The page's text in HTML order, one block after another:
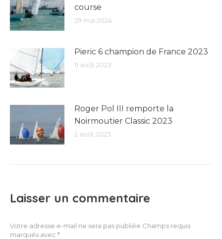
course
29 mai 2024
Pieric 6 champion de France 2023
11 août 2023
Roger Pol III remporte la
Noirmoutier Classic 2023
2 août 2023
Laisser un commentaire
Votre adresse e-mail ne sera pas publiée Champs requis
marqués avec *